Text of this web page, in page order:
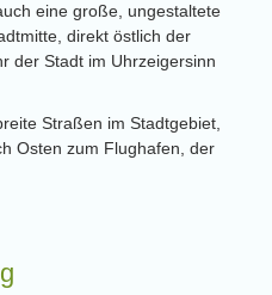
eine große, ungestaltete
direkt östlich der
der Stadt im Uhrzeigersinn
Straßen im Stadtgebiet,
Osten zum Flughafen, der